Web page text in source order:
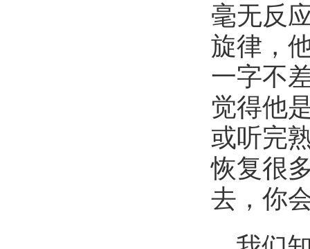
毫无反
旋律，
一字不
觉得他
或听完
恢复很
去，你